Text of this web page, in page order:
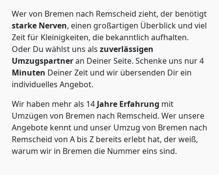
Wer von Bremen nach Remscheid zieht, der benötigt
starke Nerven, einen großartigen Überblick und viel
Zeit für Kleinigkeiten, die bekanntlich aufhalten.
Oder Du wählst uns als zuverlässigen
Umzugspartneran Deiner Seite. Schenke uns nur4
Minuten Deiner Zeit und wir übersenden Dir ein
individuelles Angebot.
Wir haben mehr als 14 Jahre Erfahrung mit
Umzügen von Bremen nach Remscheid. Wer unsere
Angebote kennt und unser Umzug von Bremen nach
Remscheid von A bis Z bereits erlebt hat, der weiß,
warum wir in Bremen die Nummer eins sind.